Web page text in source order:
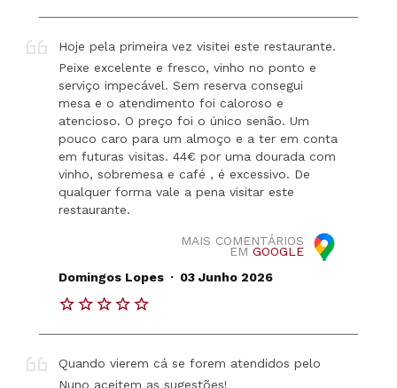
Hoje pela primeira vez visitei este restaurante.
Peixe excelente e fresco, vinho no ponto e
serviço impecável. Sem reserva consegui
mesa e o atendimento foi caloroso e
atencioso. O preço foi o único senão. Um
pouco caro para um almoço e a ter em conta
em futuras visitas. 44€ por uma dourada com
vinho, sobremesa e café , é excessivo. De
qualquer forma vale a pena visitar este
restaurante.
MAIS COMENTÁRIOS
EM GOOGLE
Domingos Lopes . 03 Junho 2026
Quando vierem cá se forem atendidos pelo
Nuno aceitem as sugestões!